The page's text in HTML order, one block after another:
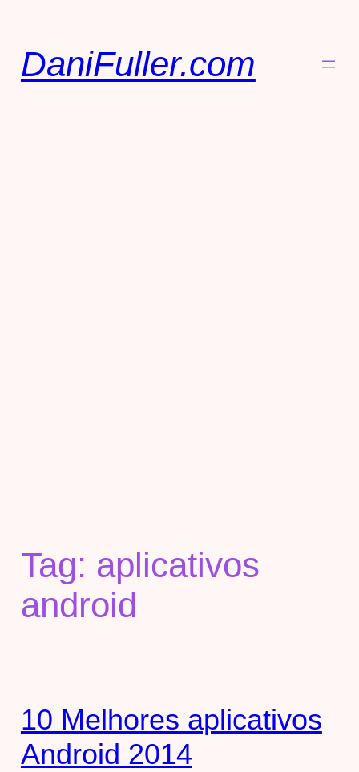
DaniFuller.com
Tag: aplicativos
android
10 Melhores aplicativos
Android 2014